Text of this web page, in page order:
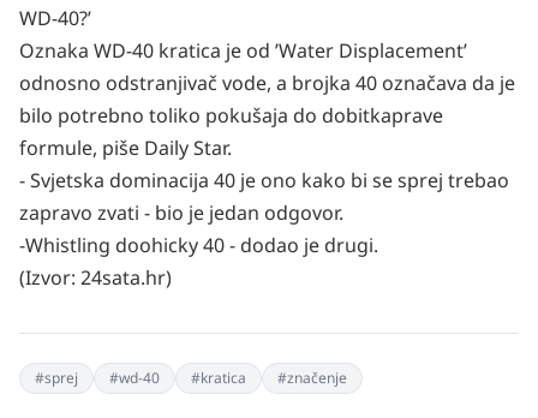
WD-40?ʼ
Oznaka WD-40 kratica je od ʼWater Displacementʼ
odnosno odstranjivač vode, a brojka 40 označava da je
bilo potrebno toliko pokušaja do dobitkaprave
formule, piše Daily Star.
- Svjetska dominacija 40 je ono kako bi se sprej trebao
zapravo zvati - bio je jedan odgovor.
-Whistling doohicky 40 - dodao je drugi.
(Izvor: 24sata.hr)
#sprej #wd-40 #kratica #značenje